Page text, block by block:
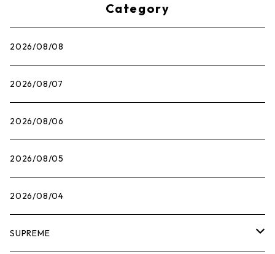
Category
2026/08/08
2026/08/07
2026/08/06
2026/08/05
2026/08/04
SUPREME